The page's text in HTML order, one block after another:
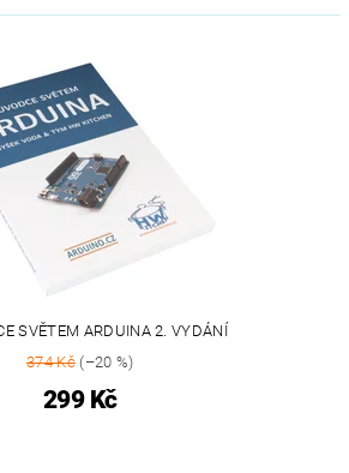
SVĚTEM ARDUINA 2. VYDÁNÍ
374 Kč(–20 %)
299 Kč